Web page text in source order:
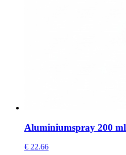
Aluminiumspray 200 ml
€ 22.66